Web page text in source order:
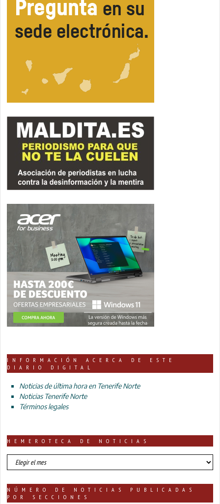
INFORMACIÓN ACERCA DE ESTE
DIARIO DIGITAL
Noticias de última hora en Tenerife Norte
Noticias Tenerife Norte
Términos legales
HEMEROTECA DE NOTICIAS
HEMEROTECA
DE
NÚMERO DE NOTICIAS PUBLICADAS
POR SECCIONES